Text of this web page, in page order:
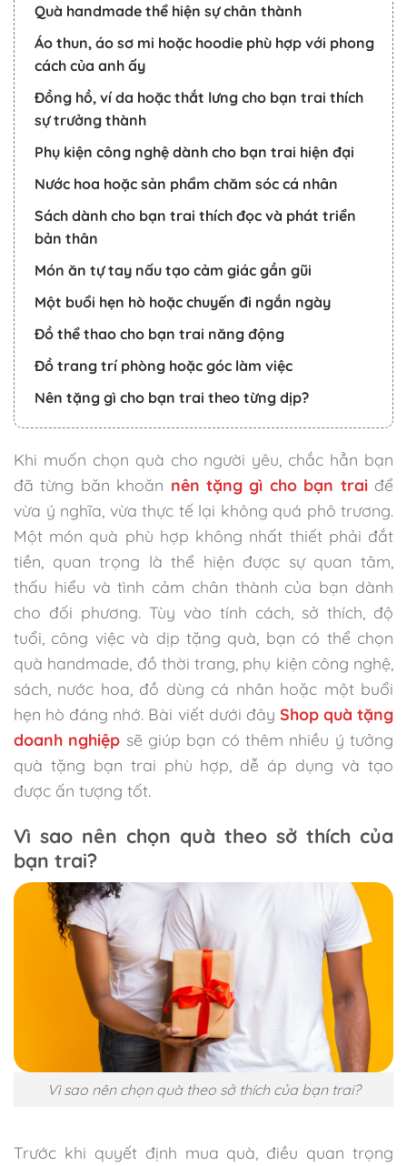
Quà handmade thể hiện sự chân thành
Áo thun, áo sơ mi hoặc hoodie phù hợp với phong
cách của anh ấy
Đồng hồ, ví da hoặc thắt lưng cho bạn trai thích
sự trưởng thành
Phụ kiện công nghệ dành cho bạn trai hiện đại
Nước hoa hoặc sản phẩm chăm sóc cá nhân
Sách dành cho bạn trai thích đọc và phát triển
bản thân
Món ăn tự tay nấu tạo cảm giác gần gũi
Một buổi hẹn hò hoặc chuyến đi ngắn ngày
Đồ thể thao cho bạn trai năng động
Đồ trang trí phòng hoặc góc làm việc
Nên tặng gì cho bạn trai theo từng dịp?
Quà sinh nhật cho bạn trai
Quà kỷ niệm yêu nhau
Quà Valentine cho bạn trai
Quà tặng bạn trai ngày bình thường
Lưu ý khi chọn quà tặng bạn trai
Câu hỏi thường gặp khi chọn quà cho bạn trai
Nên tặng gì cho bạn trai mới quen?
Có nên tặng quà handmade cho bạn trai không?
Không biết sở thích của bạn trai thì nên tặng gì?
Quà tặng bạn trai có cần đắt tiền không?
Khi muốn chọn quà cho người yêu, chắc hẳn bạn
đã từng băn khoăn nên tặng gì cho bạn traiđể
vừa ý nghĩa, vừa thực tế lại không quá phô trương.
Một món quà phù hợp không nhất thiết phải đắt
tiền, quan trọng là thể hiện được sự quan tâm,
thấu hiểu và tình cảm chân thành của bạn dành
cho đối phương. Tùy vào tính cách, sở thích, độ
tuổi, công việc và dịp tặng quà, bạn có thể chọn
quà handmade, đồ thời trang, phụ kiện công nghệ,
sách, nước hoa, đồ dùng cá nhân hoặc một buổi
hẹn hò đáng nhớ. Bài viết dưới đây Shop quà tặng
doanh nghiệp sẽ giúp bạn có thêm nhiều ý tưởng
quà tặng bạn trai phù hợp, dễ áp dụng và tạo
được ấn tượng tốt.
Vì sao nên chọn quà theo sở thích của
bạn trai?
Vì sao nên chọn quà theo sở thích của bạn trai?
Trước khi quyết định mua quà, điều quan trọng